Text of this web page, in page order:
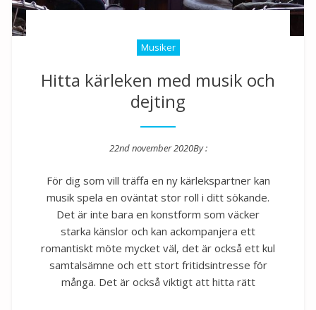
Musiker
Hitta kärleken med musik och
dejting
22nd november 2020By :
För dig som vill träffa en ny kärlekspartner kan
musik spela en oväntat stor roll i ditt sökande.
Det är inte bara en konstform som väcker
starka känslor och kan ackompanjera ett
romantiskt möte mycket väl, det är också ett kul
samtalsämne och ett stort fritidsintresse för
många. Det är också viktigt att hitta rätt